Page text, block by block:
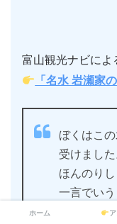
富山観光ナビによ
「名水 岩瀬家
ぼくはこ
受けました
ほんのり
一言でい
のです。
ホーム